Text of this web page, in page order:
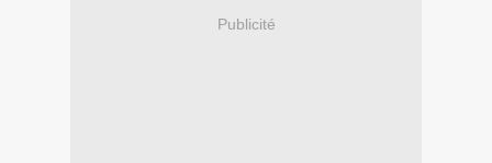
Publicité